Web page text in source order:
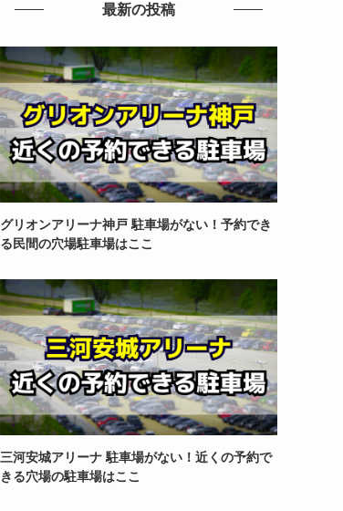
最新の投稿
グリオンアリーナ神戸 駐車場がない！予約でき
る民間の穴場駐車場はここ
三河安城アリーナ 駐車場がない！近くの予約で
きる穴場の駐車場はここ